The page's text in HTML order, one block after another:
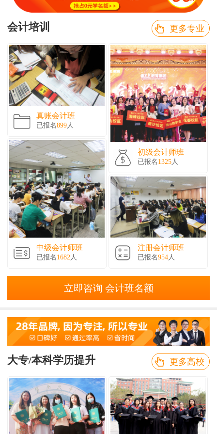
会计培训 更多专业
真账会计班
已报名899人
中级会计师班
已报名 1682 人
初级会计师班
已报名 1325人
注册会计师班
已报名954人
立即咨询 会计班名额
大专/本科学历提升 更多高校